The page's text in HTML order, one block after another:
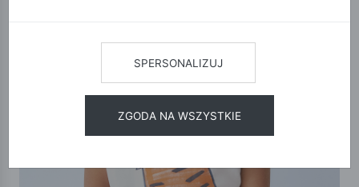
SPERSONALIZUJ
ZGODA NA WSZYSTKIE